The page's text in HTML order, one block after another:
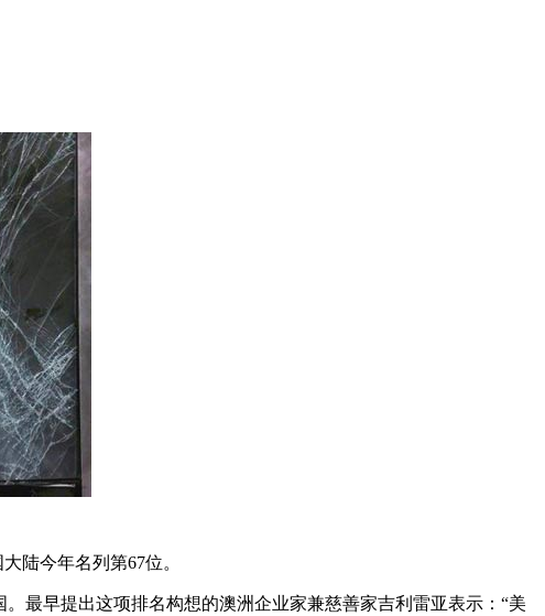
陆今年名列第67位。
最早提出这项排名构想的澳洲企业家兼慈善家吉利雷亚表示：“美